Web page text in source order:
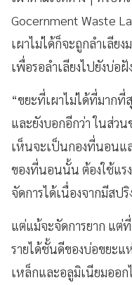
Gocernment Waste
เผาไม่ได้ก็จะถูกลำเลีย
เพื่อรอลำเลียงไปยังบ่อฝั
“ขยะที่เผาไม่ได้ที่มากที่
และยังบอกอีกว่า ในส่ว
เห็นจะเป็นกองที่นอนแ
ของที่นอนนั้น ต้องใช้แรง
จัดการได้เนื่องจากมีสปริ
แต่แม้จะจัดการยาก แต่
รายได้ชั้นดีของบ่อขยะแ
เหล็กและอลูมิเนียมออก